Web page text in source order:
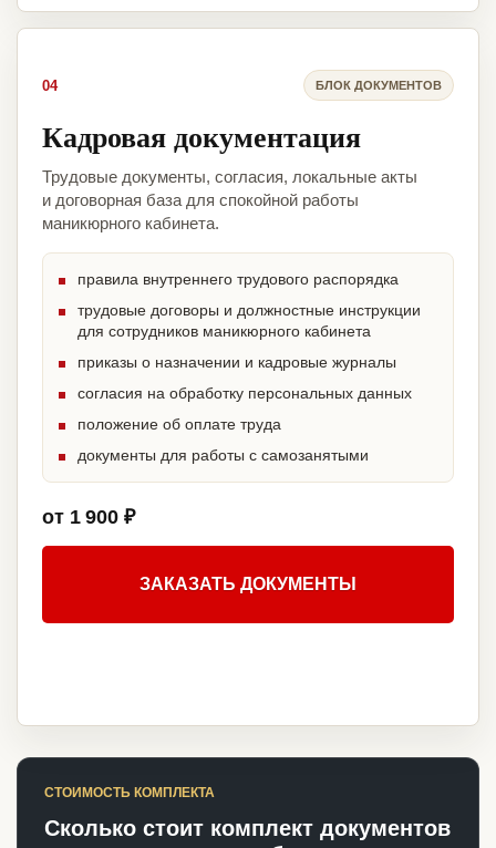
04 БЛОК ДОКУМЕНТОВ
Кадровая документация
Трудовые документы, согласия, локальные акты
и договорная база для спокойной работы
маникюрного кабинета.
правила внутреннего трудового распорядка
трудовые договоры и должностные инструкции
для сотрудников маникюрного кабинета
приказы о назначении и кадровые журналы
согласия на обработку персональных данных
положение об оплате труда
документы для работы с самозанятыми
от 1 900 ₽
ЗАКАЗАТЬ ДОКУМЕНТЫ
СТОИМОСТЬ КОМПЛЕКТА
Сколько стоит комплект документов